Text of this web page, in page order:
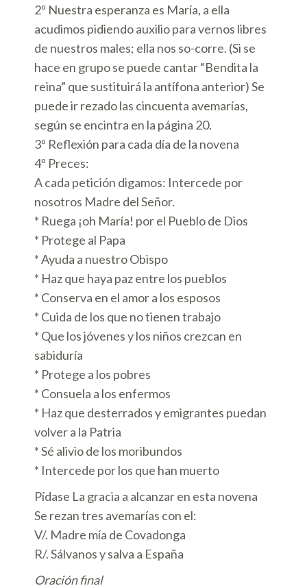
2º Nuestra esperanza es María, a ella
acudimos pidiendo auxilio para vernos libres
de nuestros males; ella nos so-corre. (Si se
hace en grupo se puede cantar “Bendita la
reina” que sustituirá la antífona anterior) Se
puede ir rezado las cincuenta avemarías,
según se encintra en la página 20.
3º Reflexión para cada día de la novena
4º Preces:
A cada petición digamos: Intercede por
nosotros Madre del Señor.
* Ruega ¡oh María! por el Pueblo de Dios
* Protege al Papa
* Ayuda a nuestro Obispo
* Haz que haya paz entre los pueblos
* Conserva en el amor a los esposos
* Cuida de los que no tienen trabajo
* Que los jóvenes y los niños crezcan en
sabiduría
* Protege a los pobres
* Consuela a los enfermos
* Haz que desterrados y emigrantes puedan
volver a la Patria
* Sé alivio de los moribundos
* Intercede por los que han muerto
Pídase La gracia a alcanzar en esta novena
Se rezan tres avemarías con el:
V/. Madre mía de Covadonga
R/. Sálvanos y salva a España
Oración final